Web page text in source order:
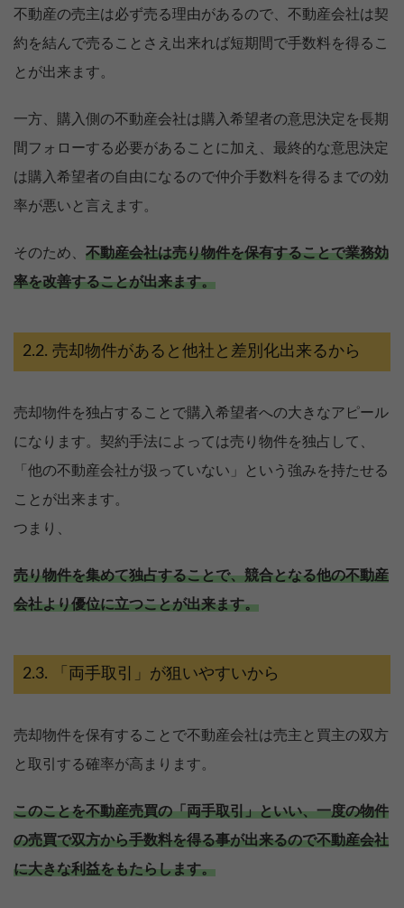
不動産の売主は必ず売る理由があるので、不動産会社は契
約を結んで売ることさえ出来れば短期間で手数料を得るこ
とが出来ます。
一方、購入側の不動産会社は購入希望者の意思決定を長期
間フォローする必要があることに加え、最終的な意思決定
は購入希望者の自由になるので仲介手数料を得るまでの効
率が悪いと言えます。
そのため、 不動産会社は売り物件を保有することで業務効
率を改善することが出来ます。
売却物件があると他社と差別化出来るから
売却物件を独占することで購入希望者への大きなアピール
になります。契約手法によっては売り物件を独占して、
「他の不動産会社が扱っていない」という強みを持たせる
ことが出来ます。
つまり、
売り物件を集めて独占することで、競合となる他の不動産
会社より優位に立つことが出来ます。
「両手取引」が狙いやすいから
売却物件を保有することで不動産会社は売主と買主の双方
と取引する確率が高まります。
このことを不動産売買の「両手取引」といい、一度の物件
の売買で双方から手数料を得る事が出来るので不動産会社
に大きな利益をもたらします。